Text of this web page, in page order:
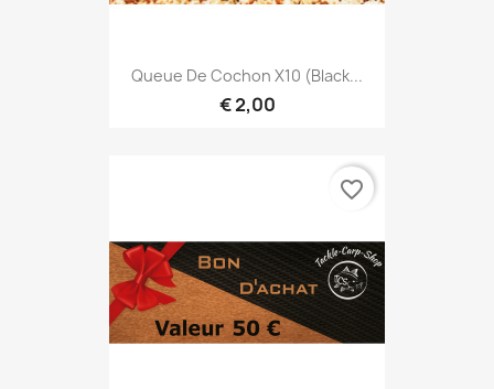
Queue De Cochon X10 (black...
€ 2,00
favorite_border